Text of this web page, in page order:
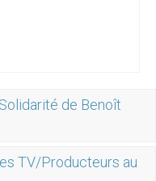
de Benoît
TV/Producteurs au